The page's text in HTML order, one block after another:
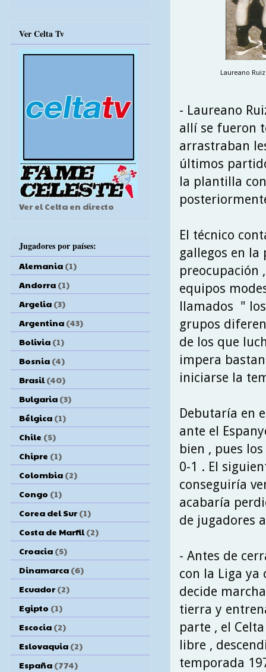
Laureano
- Laureano
allí se fueron
arrastraban
últimos
la plantilla
El técnico
gallegos en
preocupación
equipos
llamados "
grupos
de los que
impera
iniciarse la
Debutaría en
ante el
bien , pues
0-1 . El
conseguiría
acabaría
de jugadores
- Antes de
con la Liga ya
decide
tierra y
parte , el
libre ,
temporada
Ver Celta Tv
Ver el Celta en directo
Jugadores por países:
Alemania (1)
Andorra (1)
Argelia (3)
Argentina (43)
Bolivia (1)
Bosnia (4)
Brasil (40)
Bulgaria (3)
Bélgica (1)
Chile (5)
Chipre (1)
Colombia (2)
Congo (1)
Corea del Sur (1)
Costa de Marfil (2)
Croacia (5)
Dinamarca (6)
Ecuador (2)
Egipto (1)
Escocia (2)
Eslovaquia (2)
España (774)